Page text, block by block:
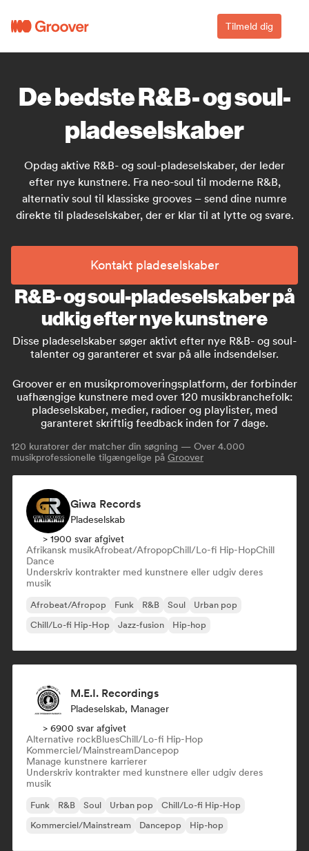
Tilmeld dig
De bedste R&B- og soul-
pladeselskaber
Opdag aktive R&B- og soul-pladeselskaber, der leder
efter nye kunstnere. Fra neo-soul til moderne R&B,
alternativ soul til klassiske grooves – send dine numre
direkte til pladeselskaber, der er klar til at lytte og svare.
Kontakt pladeselskaber
R&B- og soul-pladeselskaber på
udkig efter nye kunstnere
Disse pladeselskaber søger aktivt efter nye R&B- og soul-
talenter og garanterer et svar på alle indsendelser.
Groover er en musikpromoveringsplatform, der forbinder
uafhængige kunstnere med over 120 musikbranchefolk:
pladeselskaber, medier, radioer og playlister, med
garanteret skriftlig feedback inden for 7 dage.
120 kuratorer der matcher din søgning — Over 4.000
musikprofessionelle tilgængelige på Groover
Giwa Records
Pladeselskab
> 1900 svar afgivet
Afrikansk musikAfrobeat/AfropopChill/Lo-fi Hip-HopChill
Dance
Underskriv kontrakter med kunstnere eller udgiv deres
musik
Afrobeat/Afropop Funk R&B Soul
Urban pop
Chill/Lo-fi Hip-Hop
Jazz-fusion Hip-hop
M.E.I. Recordings
Pladeselskab, Manager
> 6900 svar afgivet
Alternative rockBluesChill/Lo-fi Hip-Hop
Kommerciel/MainstreamDancepop
Manage kunstnere karrierer
Underskriv kontrakter med kunstnere eller udgiv deres
musik
Funk R&B Soul Urban pop
Chill/Lo-fi Hip-Hop
Kommerciel/Mainstream
Dancepop Hip-hop